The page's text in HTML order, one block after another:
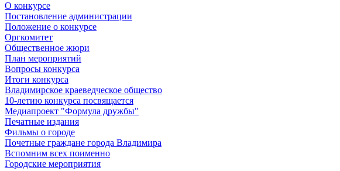
О конкурсе
Постановление администрации
Положение о конкурсе
Оргкомитет
Общественное жюри
План мероприятий
Вопросы конкурса
Итоги конкурса
Владимирское краеведческое общество
10-летию конкурса посвящается
Медиапроект "Формула дружбы"
Печатные издания
Фильмы о городе
Почетные граждане города Владимира
Вспомним всех поименно
Городские мероприятия